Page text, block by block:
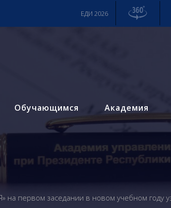
Обучающимся Академия
ЕДИ 2026
на первом заседании в новом учебном году